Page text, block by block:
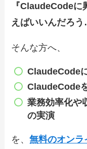
『ClaudeCode
えばいいんだろう
そんな方へ、
ClaudeCode
ClaudeCode
業務効率化や
の実演
を、無料のオンラ